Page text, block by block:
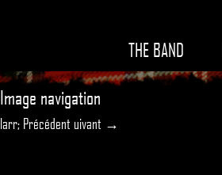
THE BAND
Image navigation
larr; Précédent uivant →